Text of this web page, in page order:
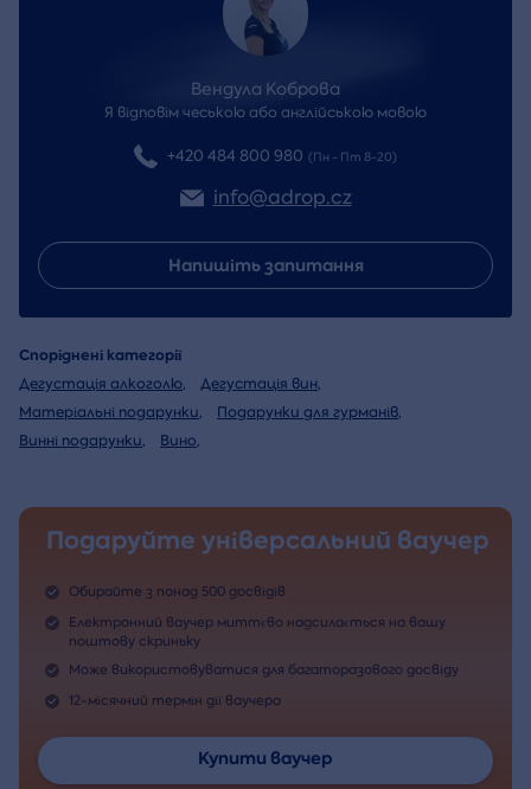
Вендула Коброва
Я відповім чеською або англійською мовою
+420 484 800 980 (Пн - Пт 8-20)
info@adrop.cz
Напишіть запитання
Споріднені категорії
Дегустація алкоголю, Дегустація вин,
Матеріальні подарунки, Подарунки для гурманів,
Винні подарунки, Вино,
Подаруйте універсальний ваучер
Обирайте з понад 500 досвідів
Електронний ваучер миттєво надсилається на вашу
поштову скриньку
Може використовуватися для багаторазового досвіду
12-місячний термін дії ваучера
Купити ваучер